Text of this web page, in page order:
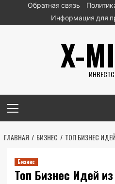
ПерейтиОбратная связь
Информация для
X-
меню
ГЛАВНАЯ БИЗНЕС ТОП БИЗНЕС
Бизнес
Топ Бизнес Идей